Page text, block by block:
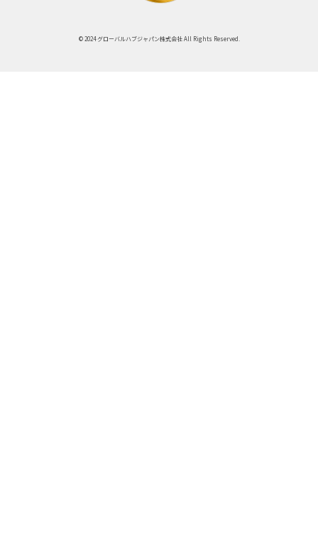
© 2024 グローバルハブジャパン株式会社 All Rights Reserved.